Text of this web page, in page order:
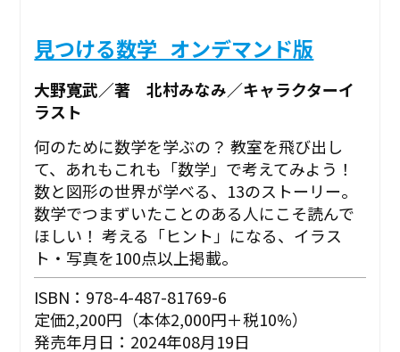
見つける数学_オンデマンド版
大野寛武／著 北村みなみ／キャラクターイ
ラスト
何のために数学を学ぶの？ 教室を飛び出し
て、あれもこれも「数学」で考えてみよう！
数と図形の世界が学べる、13のストーリー。
数学でつまずいたことのある人にこそ読んで
ほしい！ 考える「ヒント」になる、イラス
ト・写真を100点以上掲載。
ISBN：978-4-487-81769-6
定価2,200円（本体2,000円＋税10%）
発売年月日：2024年08月19日